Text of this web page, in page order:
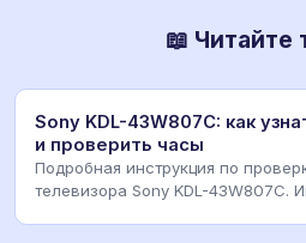
📖 Читайте
Sony KDL-43W807C: как
и проверить часы
Подробная инструкция по
телевизора Sony KDL-